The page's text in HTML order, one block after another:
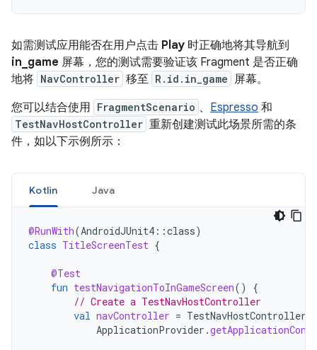
如需测试应用能否在用户点击 Play 时正确地将其导航到
in_game 屏幕，您的测试需要验证该 Fragment 是否正确
地将 NavController 移至 R.id.in_game
屏幕。
您可以结合使用 FragmentScenario 、 Espresso 和
TestNavHostController 重新创建测试此场景所需的条
件，如以下示例所示：
Kotlin Java
@RunWith(AndroidJUnit4 ::class)
class TitleScreenTest {
@Test
fun testNavigationToInGameScreen()
{
// Create a TestNavHostController
val navController = TestNavHostController
ApplicationProvider .